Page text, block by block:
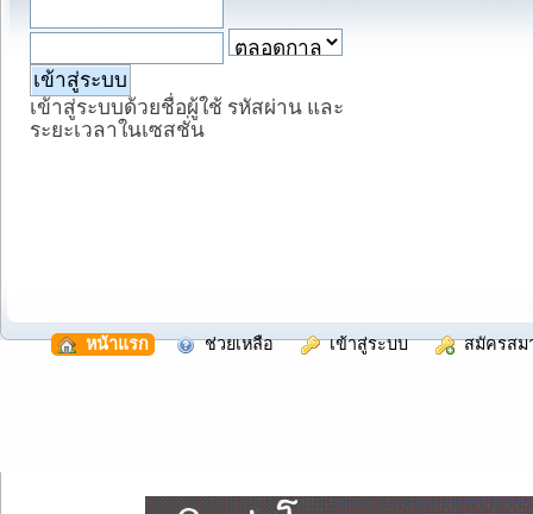
เข้าสู่ระบบด้วยชื่อผู้ใช้ รหัสผ่าน และ
ระยะเวลาในเซสชั่น
หน้าแรก ช่วยเหลือ เข้าสู่ระบบ สมัครสม